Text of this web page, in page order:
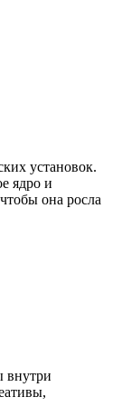
установок.
ядро и
она росла
внутри